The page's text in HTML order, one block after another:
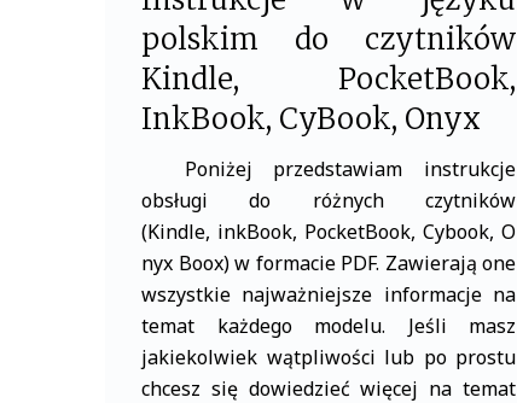
polskim do czytników
Kindle, PocketBook,
InkBook, CyBook, Onyx
Poniżej przedstawiam instrukcje
obsługi do różnych czytników
(Kindle, inkBook, PocketBook, Cybook, O
nyx Boox) w formacie PDF. Zawierają one
wszystkie najważniejsze informacje na
temat każdego modelu. Jeśli masz
jakiekolwiek wątpliwości lub po prostu
chcesz się dowiedzieć więcej na temat